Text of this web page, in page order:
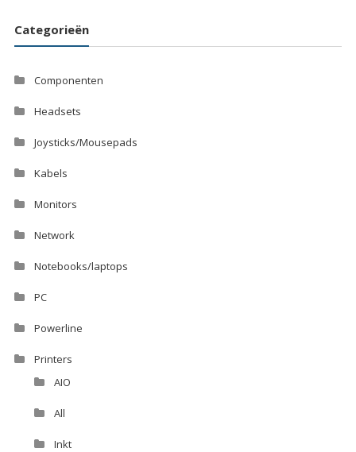
Categorieën
Componenten
Headsets
Joysticks/Mousepads
Kabels
Monitors
Network
Notebooks/laptops
PC
Powerline
Printers
AIO
All
Inkt